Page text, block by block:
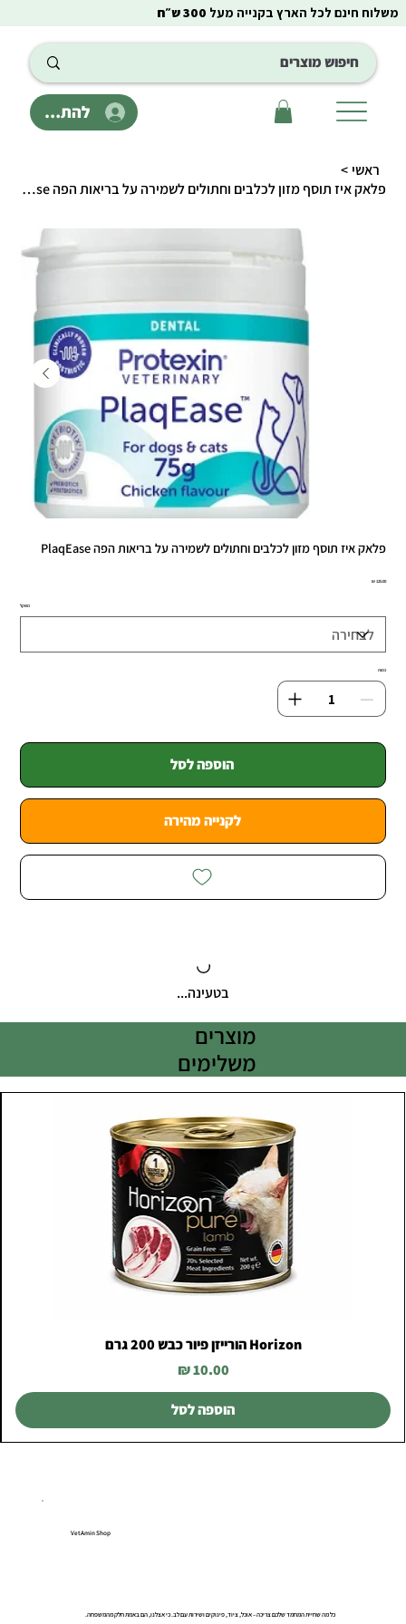
להתחבר
משלוח חינם לכל הארץ בקנייה מעל 300 ש״ח
ראשי >
פלאק איז תוסף מזון לכלבים וחתולים לשמירה על בריאות הפה PlaqEase
פלאק איז תוסף מזון לכלבים וחתולים לשמירה על בריאות הפה PlaqEase
מחיר‏125.00 ‏₪
משקל
כמות
הוספה לסל
לקנייה מהירה
בטעינה...
מוצרים
משלימים
Horizon הורייזן פיור כבש 200 גרם
מחיר
הוספה לסל
VetAmin Shop
כל מה שחיית המחמד שלכם צריכה – אוכל, ציוד, פינוקים ושירות עם לב. כי אצלנו, הם באמת חלק מהמשפחה.